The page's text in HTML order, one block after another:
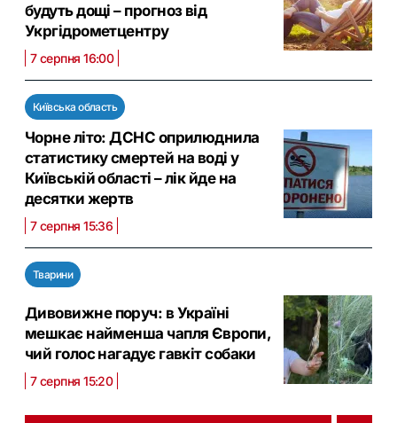
будуть дощі – прогноз від
Укргідрометцентру
7 серпня 16:00
Київська область
Чорне літо: ДСНС оприлюднила
статистику смертей на воді у
Київській області – лік йде на
десятки жертв
7 серпня 15:36
Тварини
Дивовижне поруч: в Україні
мешкає найменша чапля Європи,
чий голос нагадує гавкіт собаки
7 серпня 15:20